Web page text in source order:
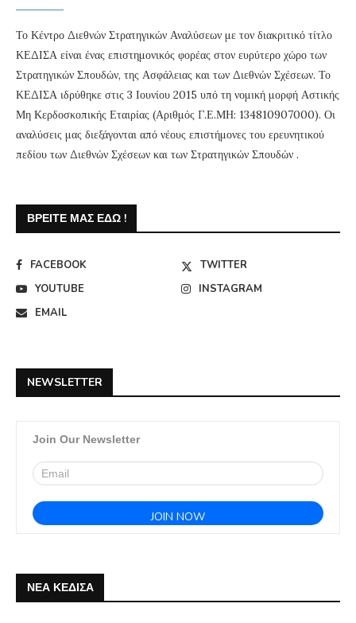
Το Κέντρο Διεθνών Στρατηγικών Αναλύσεων με τον διακριτικό τίτλο
ΚΕΔΙΣΑ είναι ένας επιστημονικός φορέας στον ευρύτερο χώρο των
Στρατηγικών Σπουδών, της Ασφάλειας και των Διεθνών Σχέσεων. Το
ΚΕΔΙΣΑ ιδρύθηκε στις 3 Ιουνίου 2015 υπό τη νομική μορφή Αστικής
Μη Κερδοσκοπικής Εταιρίας (Αριθμός Γ.Ε.ΜΗ: 134810907000). Οι
αναλύσεις μας διεξάγονται από νέους επιστήμονες του ερευνητικού
πεδίου των Διεθνών Σχέσεων και των Στρατηγικών Σπουδών .
ΒΡΕΊΤΕ ΜΑΣ ΕΔΏ !
FACEBOOK
TWITTER
YOUTUBE
INSTAGRAM
EMAIL
NEWSLETTER
Join Our Newsletter
ΝΕΑ ΚΕΔΙΣΑ